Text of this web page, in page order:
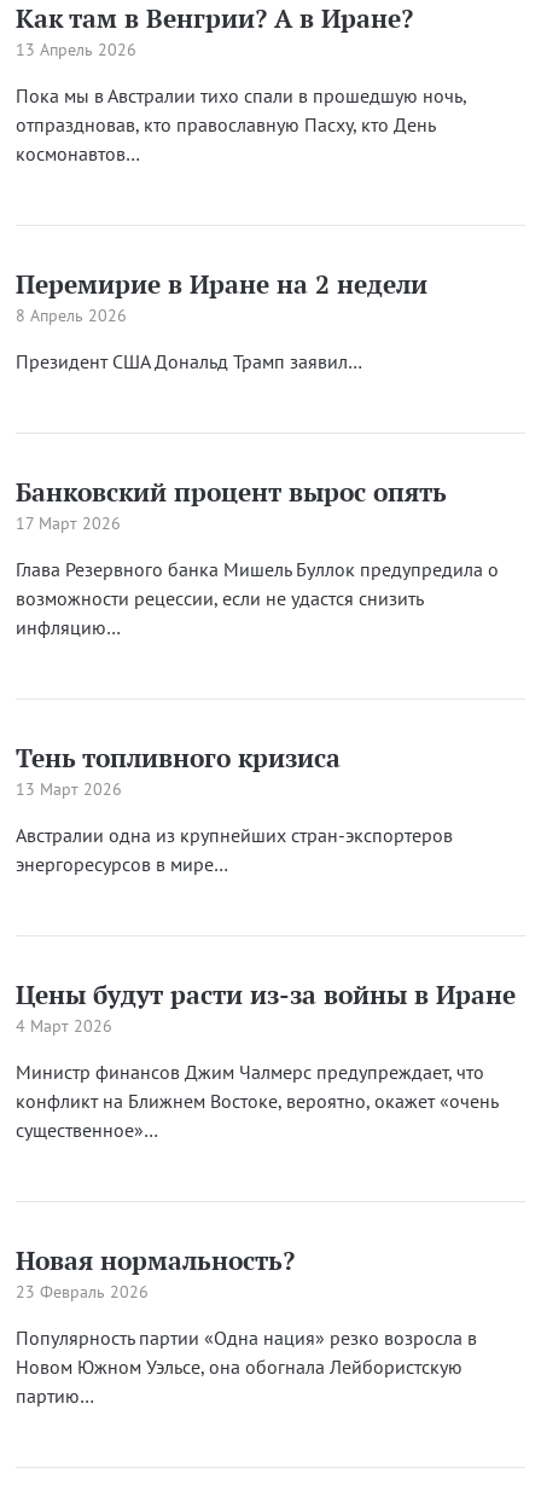
Как там в Венгрии? А в Иране?
13 Апрель 2026
Пока мы в Австралии тихо спали в прошедшую ночь,
отпраздновав, кто православную Пасху, кто День
космонавтов…
Перемирие в Иране на 2 недели
8 Апрель 2026
Президент США Дональд Трамп заявил…
Банковский процент вырос опять
17 Март 2026
Глава Резервного банка Мишель Буллок предупредила о
возможности рецессии, если не удастся снизить
инфляцию…
Тень топливного кризиса
13 Март 2026
Австралии одна из крупнейших стран-экспортеров
энергоресурсов в мире…
Цены будут расти из-за войны в Иране
4 Март 2026
Министр финансов Джим Чалмерс предупреждает, что
конфликт на Ближнем Востоке, вероятно, окажет «очень
существенное»…
Новая нормальность?
23 Февраль 2026
Популярность партии «Одна нация» резко возросла в
Новом Южном Уэльсе, она обогнала Лейбористскую
партию…